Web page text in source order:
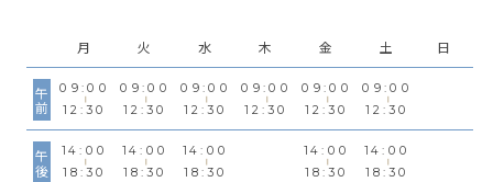
月 火 水 木 金 土 日
午前
09:00
12:30
09:00
12:30
09:00
12:30
09:00
12:30
09:00
12:30
09:00
12:30
午後
14:00
18:30
14:00
18:30
14:00
18:30
14:00
18:30
14:00
18:30